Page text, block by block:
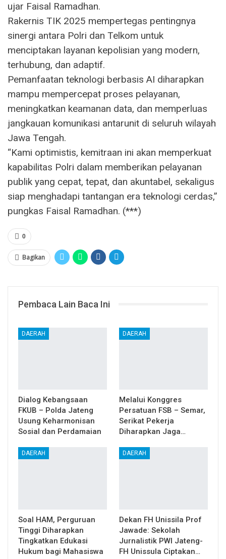
ujar Faisal Ramadhan.
Rakernis TIK 2025 mempertegas pentingnya
sinergi antara Polri dan Telkom untuk
menciptakan layanan kepolisian yang modern,
terhubung, dan adaptif.
Pemanfaatan teknologi berbasis AI diharapkan
mampu mempercepat proses pelayanan,
meningkatkan keamanan data, dan memperluas
jangkauan komunikasi antarunit di seluruh wilayah
Jawa Tengah.
“Kami optimistis, kemitraan ini akan memperkuat
kapabilitas Polri dalam memberikan pelayanan
publik yang cepat, tepat, dan akuntabel, sekaligus
siap menghadapi tantangan era teknologi cerdas,”
pungkas Faisal Ramadhan. (***)
0
Bagikan
Pembaca Lain Baca Ini
DAERAH
Dialog Kebangsaan
FKUB – Polda Jateng
Usung Keharmonisan
Sosial dan Perdamaian
DAERAH
Melalui Konggres
Persatuan FSB – Semar,
Serikat Pekerja
Diharapkan Jaga…
DAERAH
Soal HAM, Perguruan
Tinggi Diharapkan
Tingkatkan Edukasi
Hukum bagi Mahasiswa
DAERAH
Dekan FH Unissila Prof
Jawade: Sekolah
Jurnalistik PWI Jateng-
FH Unissula Ciptakan…